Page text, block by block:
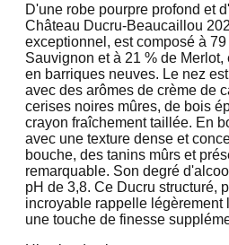
D'une robe pourpre profond et
Château Ducru-Beaucaillou
exceptionnel, est composé à
Sauvignon et à 21 % de
en barriques neuves. Le nez
avec des arômes de crème de
cerises noires mûres, de bois
crayon fraîchement taillée. En
avec une texture dense et
bouche, des tanins mûrs et
remarquable. Son degré
pH de 3,8. Ce Ducru structuré,
incroyable rappelle légèrement
une touche de finesse